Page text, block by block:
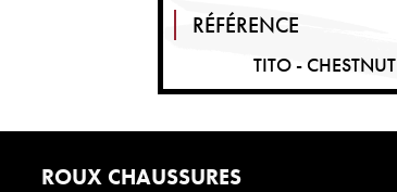
RÉFÉRENCE
TITO - CHESTNUT
ROUX CHAUSSURES